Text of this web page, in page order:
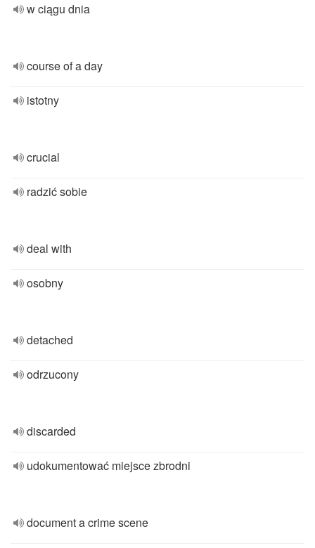
w ciągu dnia
course of a day
istotny
crucial
radzić sobie
deal with
osobny
detached
odrzucony
discarded
udokumentować miejsce zbrodni
document a crime scene